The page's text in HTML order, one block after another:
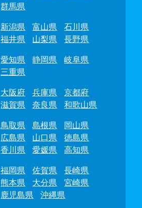
群馬県
新潟県 富山県
石川県
福井県
山梨県
長野県
愛知県 静岡県
岐阜県
三重県
大阪府 兵庫県
京都府
滋賀県
奈良県
和歌山県
鳥取県 島根県
岡山県
広島県
山口県
徳島県
香川県
愛媛県
高知県
福岡県 佐賀県
長崎県
熊本県
大分県
宮崎県
鹿児島県
沖縄県